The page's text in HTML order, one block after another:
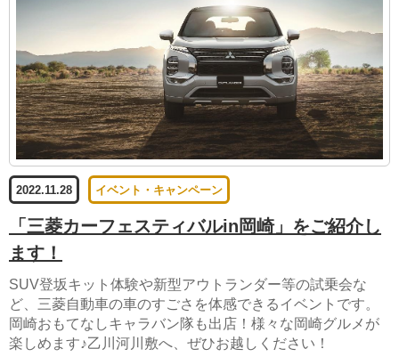
2022.11.28 イベント・キャンペーン
「三菱カーフェスティバルin岡崎」をご紹介し
ます！
SUV登坂キット体験や新型アウトランダー等の試乗会な
ど、三菱自動車の車のすごさを体感できるイベントです。
岡崎おもてなしキャラバン隊も出店！様々な岡崎グルメが
楽しめます♪乙川河川敷へ、ぜひお越しください！